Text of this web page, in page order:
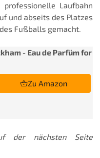
Laufbahn
und abseits des Platzes
Fußballs gemacht.
- Eau de Parfüm for
Zu Amazon
der nächsten Seite